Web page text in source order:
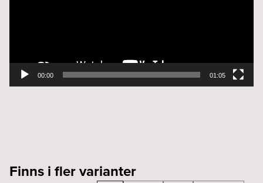
00:00 01:05
Finns i fler varianter